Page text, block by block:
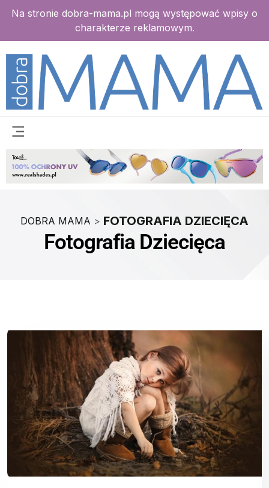
Na stronie dobra-mama.pl mogą występować wpisy o
charakterze reklamowym.
DOBRA MAMA > FOTOGRAFIA DZIECIĘCA
Fotografia Dziecięca